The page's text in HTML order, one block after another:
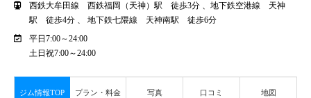
西鉄大牟田線 西鉄福岡（天神）駅 徒歩3分 、地下鉄空港線 天神
駅 徒歩4分 、 地下鉄七隈線 天神南駅 徒歩6分
平日7:00～24:00
土日祝7:00～24:00
ジム情報TOP プラン・料金 写真 口コミ 地図